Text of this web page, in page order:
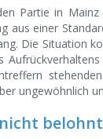
Partie in
aus einer
Die Situation
ungewöhnlich
belohnt